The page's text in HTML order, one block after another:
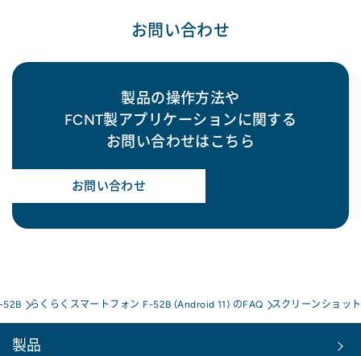
お問い合わせ
製品の操作方法や
FCNT製アプリケーションに関する
お問い合わせはこちら
お問い合わせ
52B らくらくスマートフォン F-52B (Android 11) のFAQ スクリーンショッ
製品